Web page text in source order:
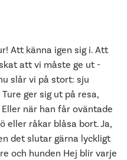
Att känna igen sig i. Att
att vi måste ge ut
slår vi på stort: sju
ger sig ut på resa,
när han får oväntade
eller råkar blåsa bort. Ja,
det slutar ­gärna lyckligt
och hunden Hej blir varje